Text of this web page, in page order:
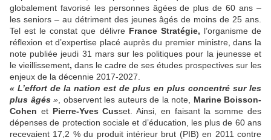
globalement favorisé les personnes âgées de plus de 60 ans –
les seniors – au détriment des jeunes âgés de moins de 25 ans.
Tel est le constat que délivre France Stratégie, l’organisme de
réflexion et d’expertise placé auprès du premier ministre, dans la
note publiée jeudi 31 mars sur les politiques pour la jeunesse et
le vieillissement, dans le cadre de ses études prospectives sur les
enjeux de la décennie 2017-2027.
« L’effort de la nation est de plus en plus concentré sur les
plus âgés » , observent les auteurs de la note, Marine Boisson-
Cohen et Pierre-Yves Cusset. Ainsi, en faisant la somme des
dépenses de protection sociale et d’éducation, les plus de 60 ans
recevaient 17,2 % du produit intérieur brut (PIB) en 2011 contre